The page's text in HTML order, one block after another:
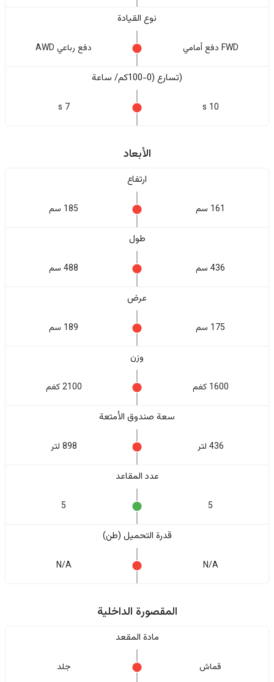
نوع القيادة
FWD دفع أمامي دفع رباعي AWD
(تسارع (0-100كم/ ساعة
10 s
7 s
الأبعاد
ارتفاع
161 سم 185 سم
طول
436 سم 488 سم
عرض
175 سم 189 سم
وزن
1600 كغم 2100 كغم
سعة صندوق الأمتعة
436 لتر 898 لتر
عدد المقاعد
5
5
قدرة التحميل (طن)
N/A
N/A
المقصورة الداخلية
مادة المقعد
قماش جلد